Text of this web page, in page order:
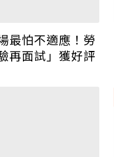
最怕不適應！勞
再面試」獲好評